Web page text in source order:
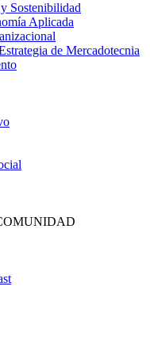
Sostenibilidad
Aplicada
de Mercadotecnia